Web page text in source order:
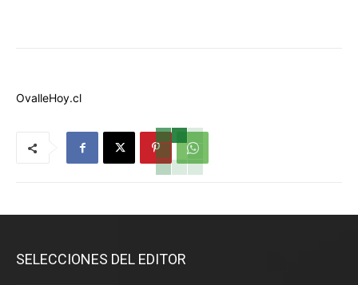
OvalleHoy.cl
SELECCIONES DEL EDITOR